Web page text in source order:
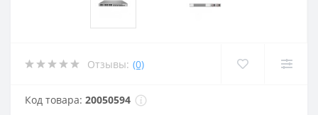
Отзывы: (0)
Код товара: 20050594